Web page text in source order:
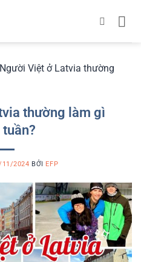
Người Việt ở Latvia thường
thường làm gì
11/2024 BỞI EFP